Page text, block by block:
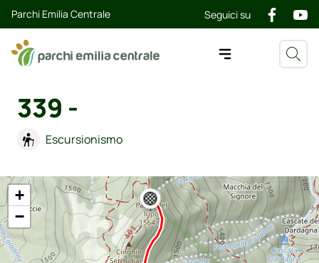
Parchi Emilia Centrale Seguici su
339 -
Escursionismo
+
−